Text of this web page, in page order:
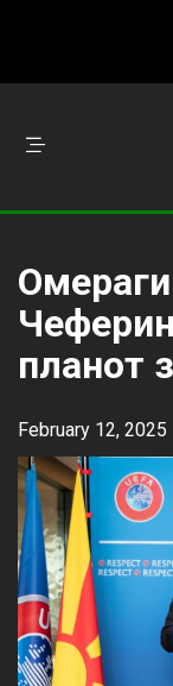
планот
February 12, 2025